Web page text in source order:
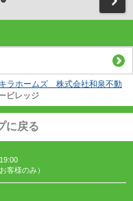
ラホームズ 株式会社和泉不動
ビレッジ
に戻る
客様のみ）